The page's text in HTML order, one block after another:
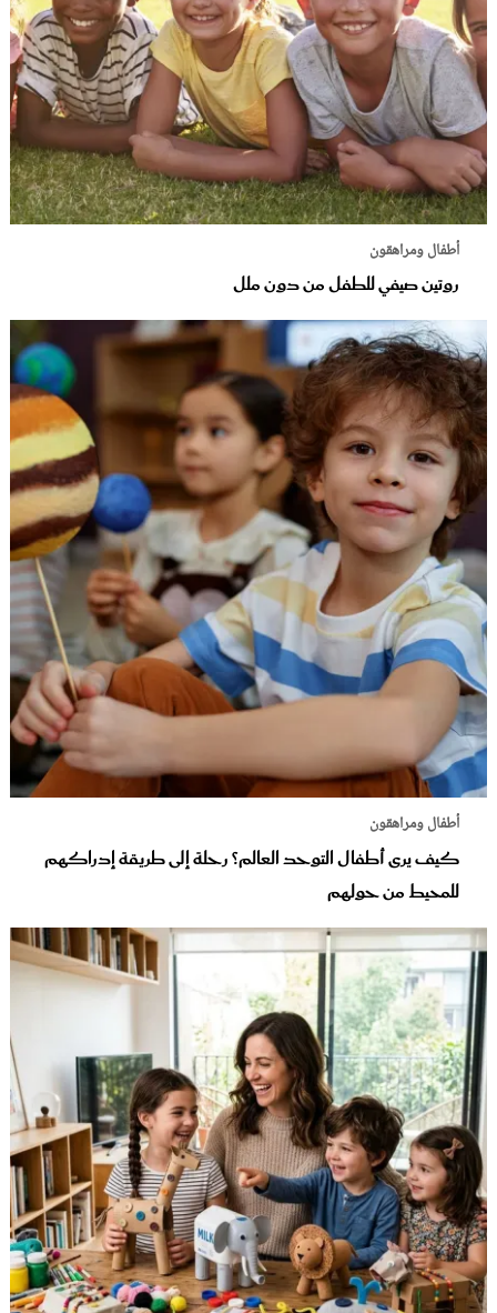
أطفال ومراهقون
روتين صيفي للطفل من دون ملل
أطفال ومراهقون
كيف يرى أطفال التوحد العالم؟ رحلة إلى طريقة إدراكهم
للمحيط من حولهم